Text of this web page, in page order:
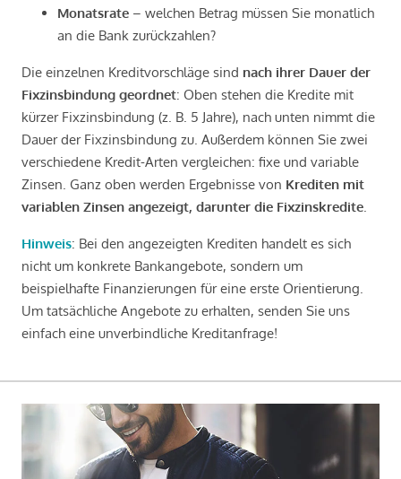
Monatsrate – welchen Betrag müssen Sie monatlich
an die Bank zurückzahlen?
Die einzelnen Kreditvorschläge sind nach ihrer Dauer der
Fixzinsbindung geordnet: Oben stehen die Kredite mit
kürzer Fixzinsbindung (z. B. 5 Jahre), nach unten nimmt die
Dauer der Fixzinsbindung zu. Außerdem können Sie zwei
verschiedene Kredit-Arten vergleichen: fixe und variable
Zinsen. Ganz oben werden Ergebnisse von Krediten mit
variablen Zinsen angezeigt, darunter die Fixzinskredite
Hinweis: Bei den angezeigten Krediten handelt es sich
nicht um konkrete Bankangebote, sondern um
beispielhafte Finanzierungen für eine erste Orientierung.
Um tatsächliche Angebote zu erhalten, senden Sie uns
einfach eine unverbindliche Kreditanfrage!